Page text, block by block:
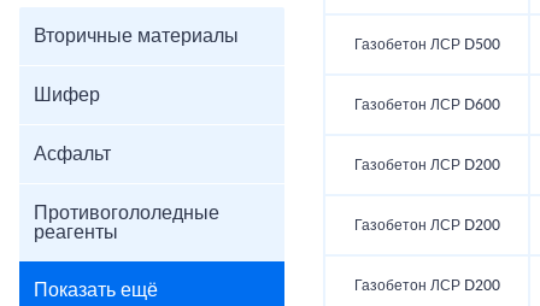
Вторичные материалы
Шифер
Асфальт
Противогололедные
реагенты
Показать ещё
Газобетон ЛСР D500
Газобетон ЛСР D600
Газобетон ЛСР D200
Газобетон ЛСР D200
Газобетон ЛСР D200